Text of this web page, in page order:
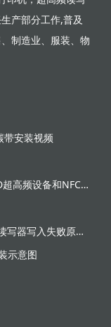
产部分工作,普及
制造业、服装、物
带安装视频
广东灵天ELFDAY APP使用视频包括RFID超高频设备和NFC芯片标签感应
灵天超高频RFID电子标签数据使用UHF读写器写入失败原因分析
示意图